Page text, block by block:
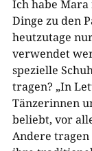
Ich habe
Dinge zu den
heutzutage
verwendet
spezielle
tragen? „In
Tänzerinnen
beliebt, vor
Andere